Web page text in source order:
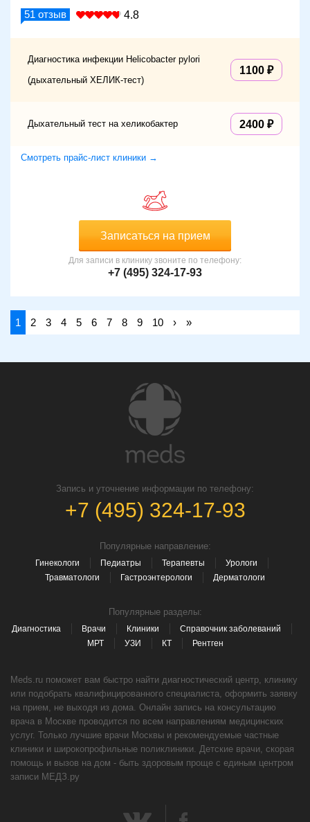
51 отзыв 4.8
Диагностика инфекции Helicobacter pylori
(дыхательный ХЕЛИК-тест)
1100
Дыхательный тест на хеликобактер 2400
Смотреть прайс-лист клиники →
Записаться на прием
Для записи в клинику звоните по телефону:
+7 (495) 324-17-93
1 2 3 4 5 6 7 8 9 10 › »
Запись и уточнение информации по телефону:
+7 (495) 324-17-93
Популярные направление:
Гинекологи Педиатры Терапевты
Урологи
Травматологи
Гастроэнтерологи Дерматологи
Популярные разделы:
Диагностика Врачи Клиники
Справочник заболеваний
МРТ
УЗИ КТ Рентген
Meds.ru поможет вам быстро найти диагностический центр, клинику
или подобрать квалифицированного специалиста, оформить заявку
на прием, не выходя из дома. Онлайн запись на консультацию
врача в Москве проводится по всем направлениям медицинских
услуг. Только лучшие врачи Москвы и рекомендуемые частные
клиники и широкопрофильные поликлиники. Детские врачи, скорая
помощь и вызов на дом - быть здоровым проще с единым центром
записи МЕДЗ.ру